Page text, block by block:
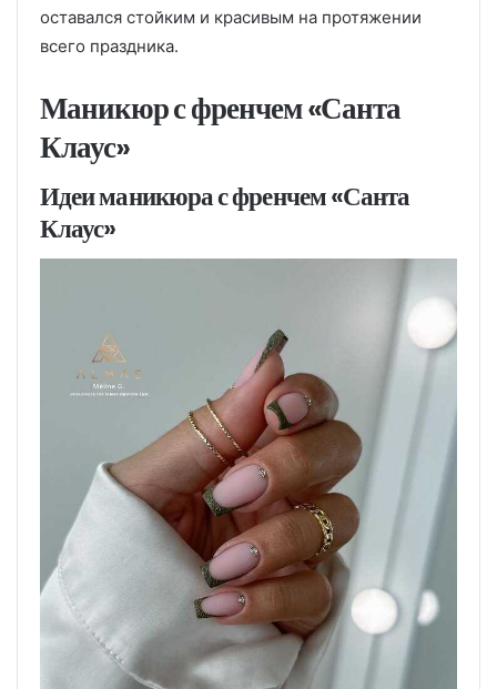
оставался стойким и красивым на протяжении
всего праздника.
Маникюр с френчем «Санта
Клаус»
Идеи маникюра с френчем «Санта
Клаус»